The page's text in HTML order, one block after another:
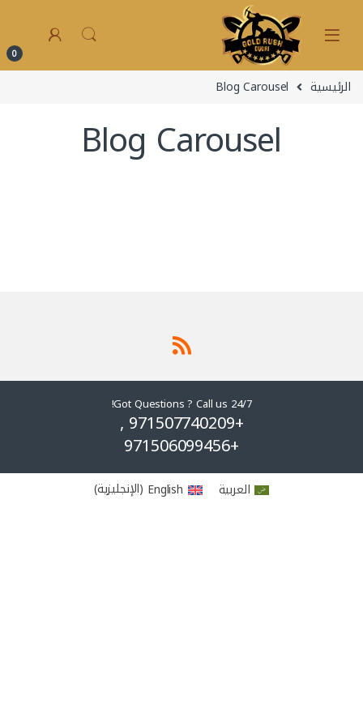
0
الرئيسية Blog Carousel
Blog Carousel
Got Questions ? Call us 24/7!
+971507740209 ,
+971506099456
العربية English
(الإنجليزية)